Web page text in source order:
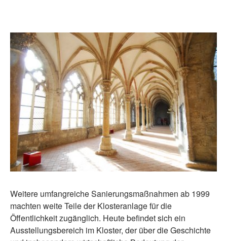
Weitere umfangreiche Sanierungsmaßnahmen ab 1999
machten weite Teile der Klosteranlage für die
Öffentlichkeit zugänglich. Heute befindet sich ein
Ausstellungsbereich im Kloster, der über die Geschichte